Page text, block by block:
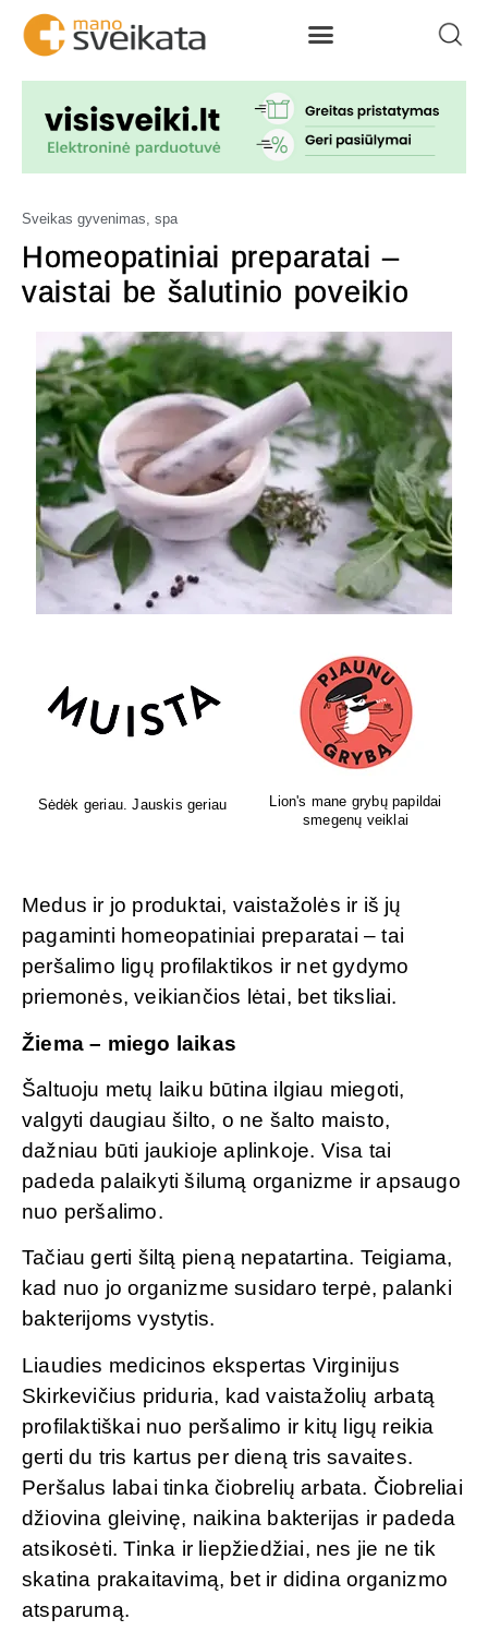
Sveikas gyvenimas, spa
Homeopatiniai preparatai –
vaistai be šalutinio poveikio
Sėdėk geriau. Jauskis geriau
Lion's mane grybų papildai
smegenų veiklai
Medus ir jo produktai, vaistažolės ir iš jų
pagaminti homeopatiniai preparatai – tai
peršalimo ligų profilaktikos ir net gydymo
priemonės, veikiančios lėtai, bet tiksliai.
Žiema – miego laikas
Šaltuoju metų laiku būtina ilgiau miegoti,
valgyti daugiau šilto, o ne šalto maisto,
dažniau būti jaukioje aplinkoje. Visa tai
padeda palaikyti šilumą organizme ir apsaugo
nuo peršalimo.
Tačiau gerti šiltą pieną nepatartina. Teigiama,
kad nuo jo organizme susidaro terpė, palanki
bakterijoms vystytis.
Liaudies medicinos ekspertas Virginijus
Skirkevičius priduria, kad vaistažolių arbatą
profilaktiškai nuo peršalimo ir kitų ligų reikia
gerti du tris kartus per dieną tris savaites.
Peršalus labai tinka čiobrelių arbata. Čiobreliai
džiovina gleivinę, naikina bakterijas ir padeda
atsikosėti. Tinka ir liepžiedžiai, nes jie ne tik
skatina prakaitavimą, bet ir didina organizmo
atsparumą.